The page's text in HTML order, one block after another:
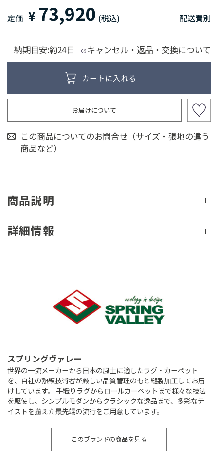
定価 ¥ 73,920 (税込) 配送費別
納期目安:約24日 キャンセル・返品・交換について
お届けについて
この商品についてのお問合せ（サイズ・張地の違う
商品など）
商品説明
詳細情報
スプリングヴァレー
世界の一流メーカーから日本の風土に適したラグ・カーペット
を、自社の熟練技術者が厳しい品質管理のもと縫製加工してお届
けしています。 手織りラグからロールカーペットまで様々な技法
を駆使し、シンプルモダンからクラシックな逸品まで、多彩なテ
イストを揃えた最先端の流行をご用意しています。
このブランドの商品を見る